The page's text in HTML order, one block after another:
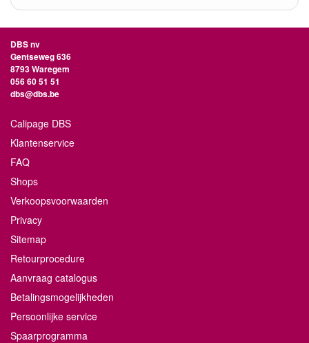
DBS nv
Gentseweg 636
8793 Waregem
056 60 51 51
dbs@dbs.be
Calipage DBS
Klantenservice
FAQ
Shops
Verkoopsvoorwaarden
Privacy
Sitemap
Retourprocedure
Aanvraag catalogus
Betalingsmogelijkheden
Persoonlijke service
Spaarprogramma